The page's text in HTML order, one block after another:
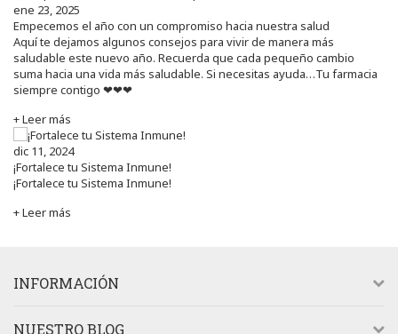
ene 23, 2025
Empecemos el año con un compromiso hacia nuestra salud
Aquí te dejamos algunos consejos para vivir de manera más
saludable este nuevo año. Recuerda que cada pequeño cambio
suma hacia una vida más saludable. Si necesitas ayuda…Tu farmacia
siempre contigo ❤❤❤
+ Leer más
dic 11, 2024
¡Fortalece tu Sistema Inmune!
¡Fortalece tu Sistema Inmune!
+ Leer más
INFORMACIÓN
NUESTRO BLOG